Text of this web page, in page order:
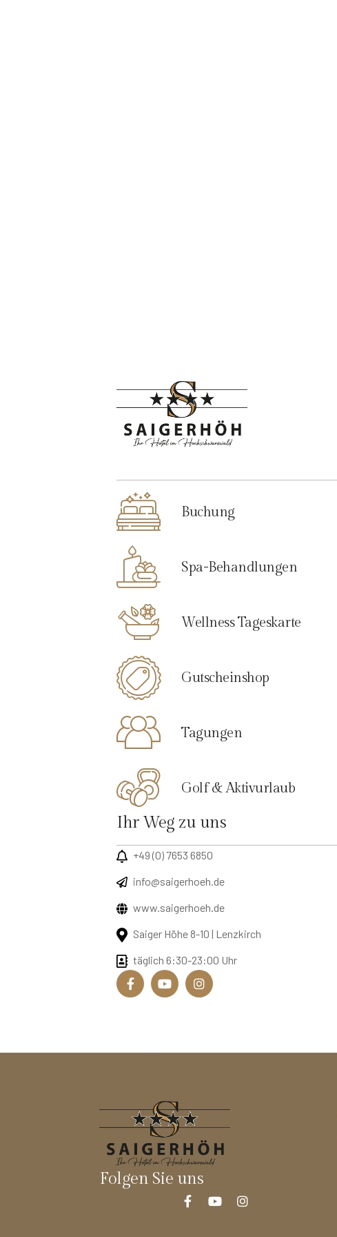
Buchung
Spa-Behandlungen
Wellness Tageskarte
Gutscheinshop
Tagungen
Golf & Aktivurlaub
Ihr Weg zu uns
+49 (0) 7653 6850
info@saigerhoeh.de
www.saigerhoeh.de
Saiger Höhe 8-10 | Lenzkirch
täglich 6:30-23:00 Uhr
Folgen Sie uns